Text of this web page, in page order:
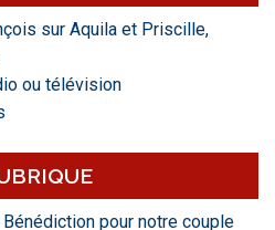
sur Aquila et Priscille,
ou télévision
pour notre couple